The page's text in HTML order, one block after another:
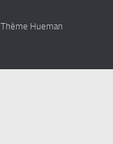
Thème Hueman